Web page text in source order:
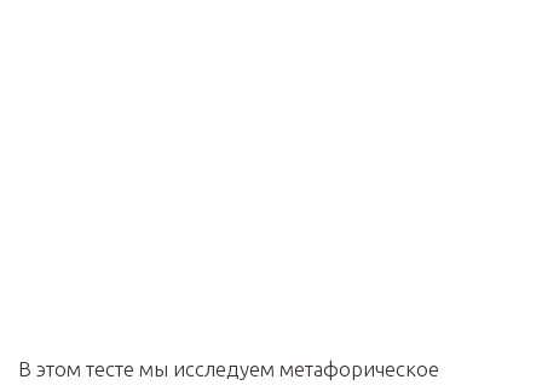
В этом тесте мы исследуем метафорическое